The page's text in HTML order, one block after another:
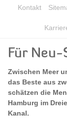
Kontakt
Für
Zwischen Meer
das Beste aus
schätzen die
Hamburg im
Kanal.